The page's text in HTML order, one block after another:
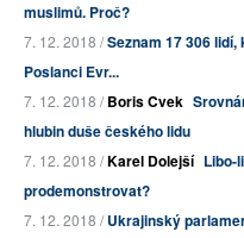
muslimů. Proč?
7. 12. 2018 /Seznam 17 306
Poslanci Evr...
7. 12. 2018 /Boris Cvek
hlubin duše českého lidu
7. 12. 2018 /Karel Dolejší Libo-
prodemonstrovat?
7. 12. 2018 /Ukrajinský